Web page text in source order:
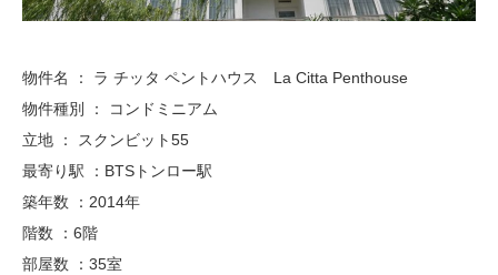
物件名 ： ラ チッタ ペントハウス La Citta Penthouse
物件種別 ： コンドミニアム
立地 ： スクンビット55
最寄り駅 ：BTSトンロー駅
築年数 ：2014年
階数 ：6階
部屋数 ：35室